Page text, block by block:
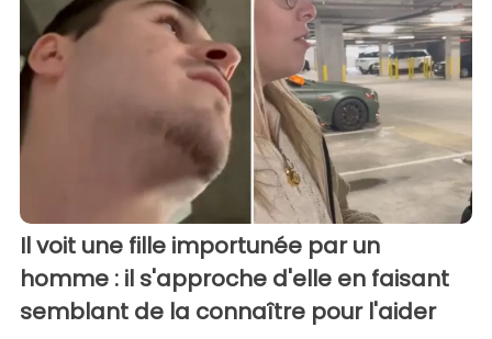
Il voit une fille importunée par un
homme : il s'approche d'elle en faisant
semblant de la connaître pour l'aider